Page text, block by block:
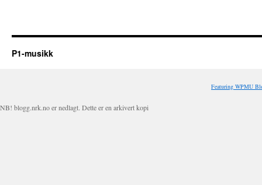
P1-musikk
Featuring WPMU
NB! blogg.nrk.no er nedlagt. Dette er en arkivert kopi